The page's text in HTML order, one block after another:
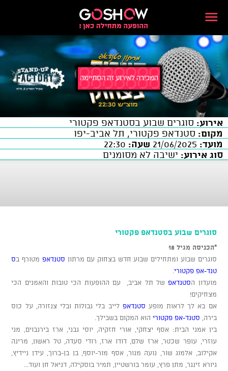
אירוע: סוגרים שבוע בסטנדאפ פקטורי
מקום: סטנדאפ פקטורי, תל אביב-יפו
מועד:
שעה:
סוג אירוע: ישיבה לא מסומנים
סוגרים שבוע בסטנדאפ פקטורי
*הכניסה מגיל 18
סוגרים שבוע ומתחילים שבוע חדש בצחוק עם מרתון סטנדאפ מטורף בס
טנד-אפ פקטורי
מועדון הסטנדאפ של תל אביב, עם ההופעות הכי טובות והאמנים הכי
מצחיקים!
אם בא לך לראות מופע סטנדאפ לייב בלי גבולות ובלי צנזורה, על כוס
בירה, סטנד-אפ פקטורי הוא המקום בשבילך.
בין אמני הבית: אסף יצחקי, אורי חזקיה, יוסי גבני, ארז בירנבוים, מני
עוזרי, עופר שכטר, ארז שלם, דודו ארז, רודי סעדה, טל ראשון, מרינה
אקילוב, אלמוג שור, נועה מנור, אסף מור-יוסף, בן בן-ברוך, עידן ניידיץ,
גיורא זינגר, מתן פרץ, עומר בורשטיין, תמיר בוסקילה, דניאל חן ועוד...